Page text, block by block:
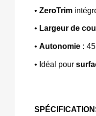
• ZeroTrim
• Largeur de
• Autonomie :
• Idéal pour